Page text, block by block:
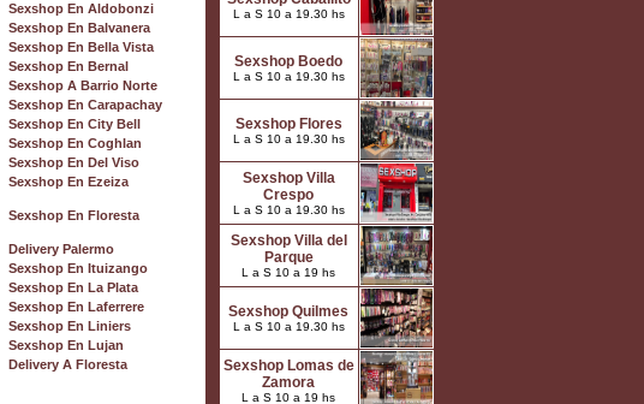
Sexshop En Aldobonzi
Sexshop En Balvanera
Sexshop En Bella Vista
Sexshop En Bernal
Sexshop A Barrio Norte
Sexshop En Carapachay
Sexshop En City Bell
Sexshop En Coghlan
Sexshop En Del Viso
Sexshop En Ezeiza
Sexshop En Floresta
Delivery Palermo
Sexshop En Ituizango
Sexshop En La Plata
Sexshop En Laferrere
Sexshop En Liniers
Sexshop En Lujan
Delivery A Floresta
L a S 10 a 19.30 hs
Sexshop Boedo
L a S 10 a 19.30 hs
Sexshop Flores
L a S 10 a 19.30 hs
Sexshop Villa
Crespo
L a S 10 a 19.30 hs
Sexshop Villa del
Parque
L a S 10 a 19 hs
Sexshop Quilmes
L a S 10 a 19.30 hs
Sexshop Lomas de
Zamora
L a S 10 a 19 hs